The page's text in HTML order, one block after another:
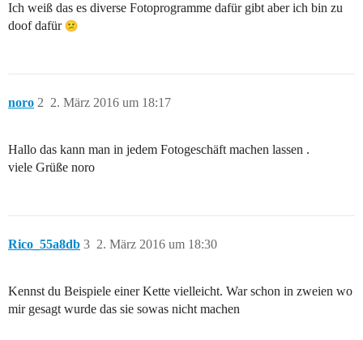
Ich weiß das es diverse Fotoprogramme dafür gibt aber ich bin zu
doof dafür
noro 2. März 2016 um 18:17
2
Hallo das kann man in jedem Fotogeschäft machen lassen .
viele Grüße noro
Rico_55a8db 2. März 2016 um 18:30
3
Kennst du Beispiele einer Kette vielleicht. War schon in zweien wo
mir gesagt wurde das sie sowas nicht machen